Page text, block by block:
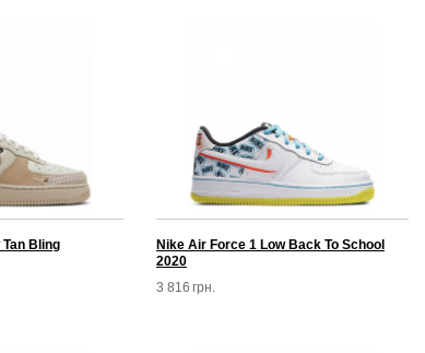
Bling
Nike Air Force 1 Low Back To School
2020
3 816 грн.